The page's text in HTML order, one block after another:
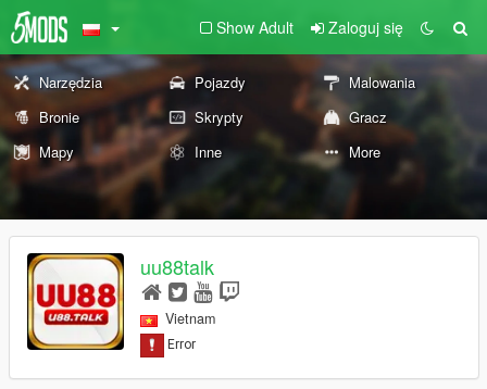
Show Adult Zaloguj się
Narzędzia Pojazdy
Malowania
Bronie
Skrypty
Gracz
Mapy
Inne More
uu88talk
Vietnam